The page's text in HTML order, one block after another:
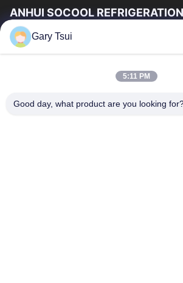
ANHUI SOCOOL
Link Veloci
Circa Noi
Giro Della Fabbrica
Controllo
Gary Tsui
5:11 PM
Good day, what product are you looking